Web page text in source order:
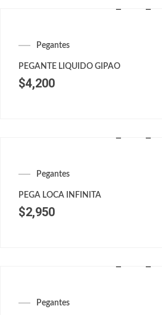
Pegantes
PEGANTE LIQUIDO GIPAO
$4,200
Pegantes
PEGA LOCA INFINITA
$2,950
Pegantes